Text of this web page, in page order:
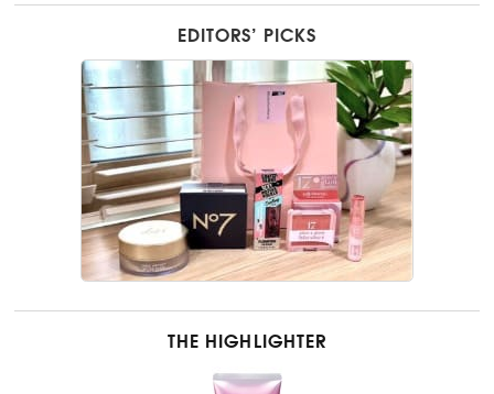
EDITORS’ PICKS
THE HIGHLIGHTER